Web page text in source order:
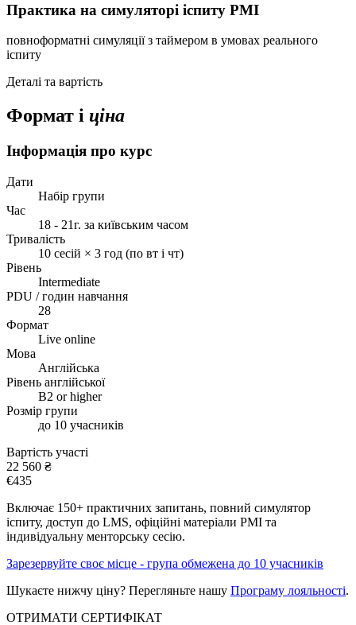
Практика на симуляторі іспиту PMI
повноформатні симуляції з таймером в умовах реального
іспиту
Деталі та вартість
Формат і ціна
Інформація про курс
Дати
Набір групи
Час
18 - 21г. за київським часом
Тривалість
10 сесій × 3 год (по вт і чт)
Рівень
Intermediate
PDU / годин навчання
28
Формат
Live online
Мова
Англійська
Рівень англійської
B2 or higher
Розмір групи
до 10 учасників
Вартість участі
22 560 ₴
€435
Включає 150+ практичних запитань, повний симулятор
іспиту, доступ до LMS, офіційні матеріали PMI та
індивідуальну менторську сесію.
Зарезервуйте своє місце - група обмежена до 10 учасників
Шукаєте нижчу ціну? Перегляньте нашу Програму лояльності.
ОТРИМАТИ СЕРТИФІКАТ